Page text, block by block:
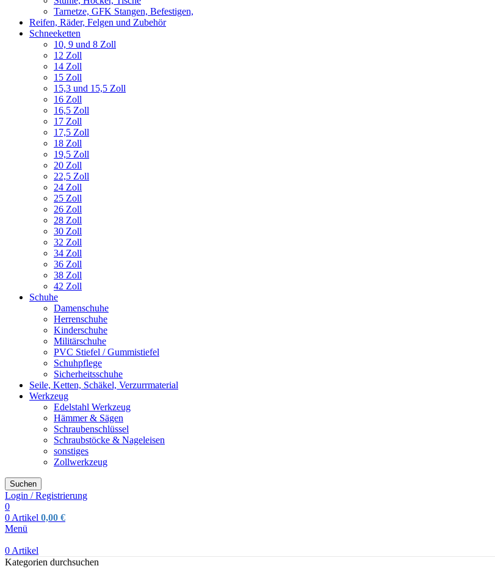
Tarnetze, GFK Stangen, Befestigen,
Reifen, Räder, Felgen und Zubehör
Schneeketten
10, 9 und 8 Zoll
12 Zoll
14 Zoll
15 Zoll
15,3 und 15,5 Zoll
16 Zoll
16,5 Zoll
17 Zoll
17,5 Zoll
18 Zoll
19,5 Zoll
20 Zoll
22,5 Zoll
24 Zoll
25 Zoll
26 Zoll
28 Zoll
30 Zoll
32 Zoll
34 Zoll
36 Zoll
38 Zoll
42 Zoll
Schuhe
Damenschuhe
Herrenschuhe
Kinderschuhe
Militärschuhe
PVC Stiefel / Gummistiefel
Schuhpflege
Sicherheitsschuhe
Seile, Ketten, Schäkel, Verzurrmaterial
Werkzeug
Edelstahl Werkzeug
Hämmer & Sägen
Schraubenschlüssel
Schraubstöcke & Nageleisen
sonstiges
Zollwerkzeug
Suchen
Login / Registrierung
0
0 Artikel 0,00 €
Menü
0 Artikel
Kategorien durchsuchen